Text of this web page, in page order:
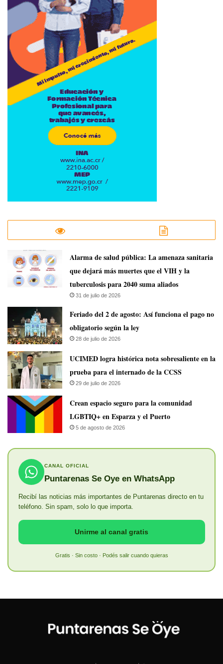
​Alarma de salud pública: La amenaza sanitaria
que dejará más muertes que el VIH y la
tuberculosis para 2040 suma aliados
31 de julio de 2026
Feriado del 2 de agosto: Así funciona el pago no
obligatorio según la ley
28 de julio de 2026
UCIMED logra histórica nota sobresaliente en la
prueba para el internado de la CCSS
29 de julio de 2026
Crean espacio seguro para la comunidad
LGBTIQ+ en Esparza y el Puerto
5 de agosto de 2026
CANAL OFICIAL
Puntarenas Se Oye en WhatsApp
Recibí las noticias más importantes de Puntarenas directo en tu
teléfono. Sin spam, solo lo que importa.
Unirme al canal gratis
Gratis · Sin costo · Podés salir cuando quieras